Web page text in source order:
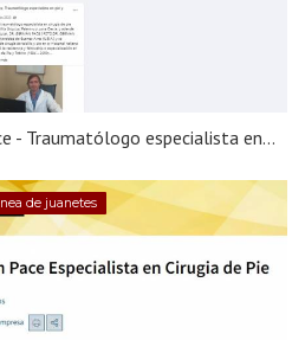
- Traumatólogo especialista en...
de juanetes